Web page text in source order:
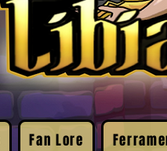
Fan Lore